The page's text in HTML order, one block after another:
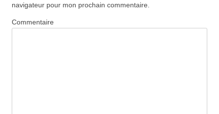
navigateur pour mon prochain commentaire.
Commentaire